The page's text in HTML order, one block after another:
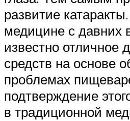
развитие
медицине с давних
известно отличное
средств на основе
проблемах
подтверждение
в традиционной